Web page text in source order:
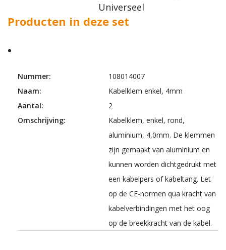
Universeel
Producten in deze set
Nummer:
108014007
Naam:
Kabelklem enkel, 4mm
Aantal:
2
Omschrijving:
Kabelklem, enkel, rond,
aluminium, 4,0mm. De klemmen
zijn gemaakt van aluminium en
kunnen worden dichtgedrukt met
een kabelpers of kabeltang. Let
op de CE-normen qua kracht van
kabelverbindingen met het oog
op de breekkracht van de kabel.